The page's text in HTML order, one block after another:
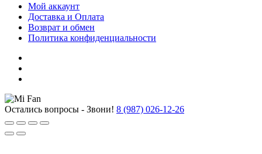
Мой аккаунт
Доставка и Оплата
Возврат и обмен
Политика конфиденциальности
Остались вопросы - Звони! 8 (987) 026-12-26